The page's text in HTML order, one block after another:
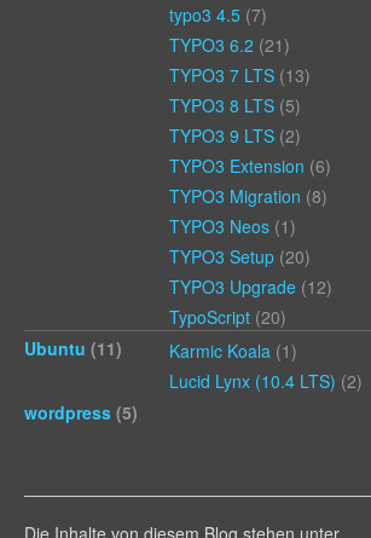
typo3 4.5 (7)
TYPO3 6.2 (21)
TYPO3 7 LTS (13)
TYPO3 8 LTS (5)
TYPO3 9 LTS (2)
TYPO3 Extension (6)
TYPO3 Migration (8)
TYPO3 Neos (1)
TYPO3 Setup (20)
TYPO3 Upgrade (12)
TypoScript (20)
Ubuntu (11) Karmic Koala (1)
Lucid Lynx (10.4 LTS) (2)
wordpress (5)
Die Inhalte von diesem Blog stehen unter